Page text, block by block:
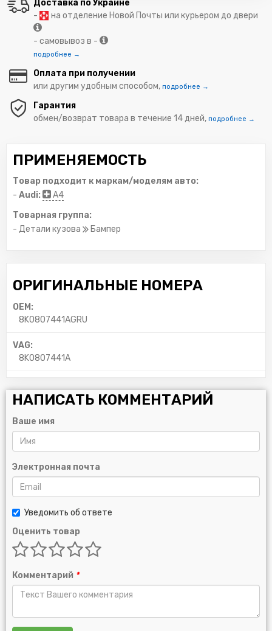
Доставка по Украине
-
на отделение Новой Почты или курьером до двери
- самовывоз в -
подробнее →
Оплата при получении
или другим удобным способом, подробнее →
Гарантия
обмен/возврат товара в течение 14 дней, подробнее →
ПРИМЕНЯЕМОСТЬ
Товар подходит к маркам/моделям авто:
- Audi:
A4
Товарная группа:
- Детали кузова
Бампер
ОРИГИНАЛЬНЫЕ НОМЕРА
OEM:
8K0807441AGRU
VAG:
8K0807441A
НАПИСАТЬ КОММЕНТАРИЙ
Ваше имя
Электронная почта
Уведомить об ответе
Оценить товар
Комментарий *